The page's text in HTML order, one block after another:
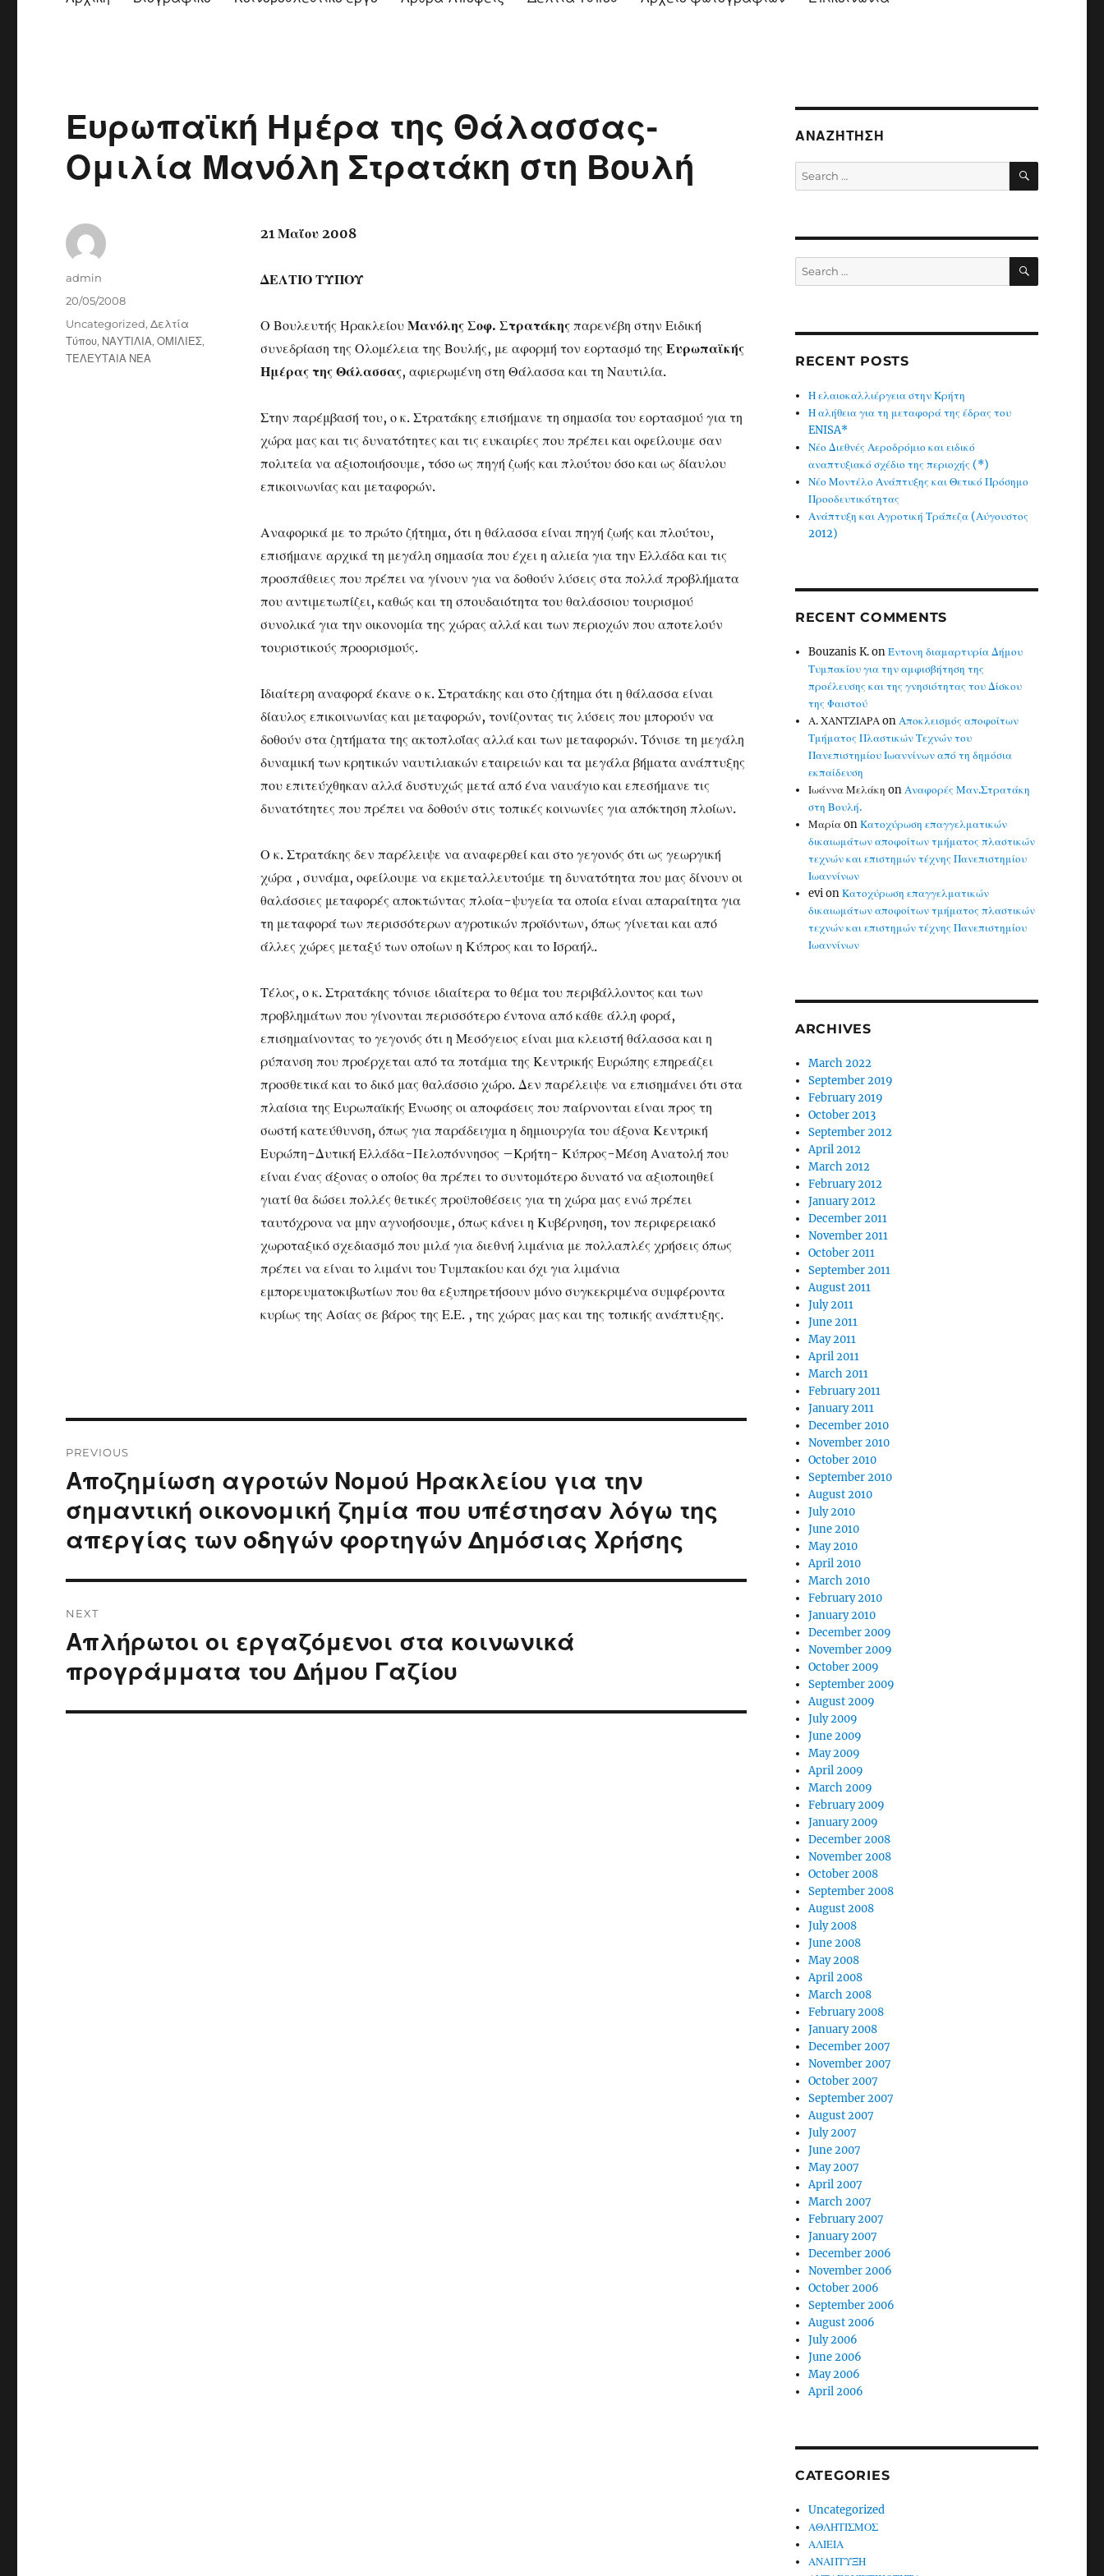
Ευρωπαϊκή Ημέρα της Θάλασσας-
Ομιλία Μανόλη Στρατάκη στη Βουλή
21 Μαΐου 2008
ΔΕΛΤΙΟ ΤΥΠΟΥ
Ο Βουλευτής Ηρακλείου Μανόλης Σοφ. Στρατάκηςπαρενέβη στην Ειδική
συνεδρίαση της Ολομέλεια της Βουλής, με αφορμή τον εορτασμό της Ευρωπαϊκής
Ημέρας της Θάλασσας, αφιερωμένη στη Θάλασσα και τη Ναυτιλία.
Στην παρέμβασή του, ο κ. Στρατάκης επισήμανε τη σημασία του εορτασμού για τη
χώρα μας και τις δυνατότητες και τις ευκαιρίες που πρέπει και οφείλουμε σαν
πολιτεία να αξιοποιήσουμε, τόσο ως πηγή ζωής και πλούτου όσο και ως δίαυλου
επικοινωνίας και μεταφορών.
Αναφορικά με το πρώτο ζήτημα, ότι η θάλασσα είναι πηγή ζωής και πλούτου,
επισήμανε αρχικά τη μεγάλη σημασία που έχει η αλιεία για την Ελλάδα και τις
προσπάθειες που πρέπει να γίνουν για να δοθούν λύσεις στα πολλά προβλήματα
που αντιμετωπίζει, καθώς και τη σπουδαιότητα του θαλάσσιου τουρισμού
συνολικά για την οικονομία της χώρας αλλά και των περιοχών που αποτελούν
τουριστικούς προορισμούς.
Ιδιαίτερη αναφορά έκανε ο κ. Στρατάκης και στο ζήτημα ότι η θάλασσα είναι
δίαυλος επικοινωνίας και μεταφορών, τονίζοντας τις λύσεις που μπορούν να
δοθούν στα ζητήματα της ακτοπλοΐας αλλά και των μεταφορών. Τόνισε τη μεγάλη
δυναμική των κρητικών ναυτιλιακών εταιρειών και τα μεγάλα βήματα ανάπτυξης
που επιτεύχθηκαν αλλά δυστυχώς μετά από ένα ναυάγιο και επεσήμανε τις
δυνατότητες που πρέπει να δοθούν στις τοπικές κοινωνίες για απόκτηση πλοίων.
Ο κ. Στρατάκης δεν παρέλειψε να αναφερθεί και στο γεγονός ότι ως γεωργική
χώρα , συνάμα, οφείλουμε να εκμεταλλευτούμε τη δυνατότητα που μας δίνουν οι
θαλάσσιες μεταφορές αποκτώντας πλοία-ψυγεία τα οποία είναι απαραίτητα για
τη μεταφορά των περισσότερων αγροτικών προϊόντων, όπως γίνεται και από
άλλες χώρες μεταξύ των οποίων η Κύπρος και το Ισραήλ.
Τέλος, ο κ. Στρατάκης τόνισε ιδιαίτερα το θέμα του περιβάλλοντος και των
προβλημάτων που γίνονται περισσότερο έντονα από κάθε άλλη φορά,
επισημαίνοντας το γεγονός ότι η Μεσόγειος είναι μια κλειστή θάλασσα και η
ρύπανση που προέρχεται από τα ποτάμια της Κεντρικής Ευρώπης επηρεάζει
προσθετικά και το δικό μας θαλάσσιο χώρο. Δεν παρέλειψε να επισημάνει ότι στα
πλαίσια της Ευρωπαϊκής Ένωσης οι αποφάσεις που παίρνονται είναι προς τη
σωστή κατεύθυνση, όπως για παράδειγμα η δημιουργία του άξονα Κεντρική
Ευρώπη-Δυτική Ελλάδα-Πελοπόννησος –Κρήτη- Κύπρος-Μέση Ανατολή που
είναι ένας άξονας ο οποίος θα πρέπει το συντομότερο δυνατό να αξιοποιηθεί
γιατί θα δώσει πολλές θετικές προϋποθέσεις για τη χώρα μας ενώ πρέπει
ταυτόχρονα να μην αγνοήσουμε, όπως κάνει η Κυβέρνηση, τον περιφερειακό
χωροταξικό σχεδιασμό που μιλά για διεθνή λιμάνια με πολλαπλές χρήσεις όπως
πρέπει να είναι το λιμάνι του Τυμπακίου και όχι για λιμάνια
εμπορευματοκιβωτίων που θα εξυπηρετήσουν μόνο συγκεκριμένα συμφέροντα
κυρίως της Ασίας σε βάρος της Ε.Ε. , της χώρας μας και της τοπικής ανάπτυξης.
Author
admin
Posted
20/05/2008
Categories
Uncategorized,Δελτία
Τύπου, ΝΑΥΤΙΛΙΑ,ΟΜΙΛΙΕΣ,
ΤΕΛΕΥΤΑΙΑ ΝΕΑ
navigation
PREVIOUS
Previous
Αποζημίωση αγροτών Νομού Ηρακλείου για την
σημαντική οικονομική ζημία που υπέστησαν λόγω της
απεργίας των οδηγών φορτηγών Δημόσιας Χρήσης
NEXT
Next
Απλήρωτοι οι εργαζόμενοι στα κοινωνικά
προγράμματα του Δήμου Γαζίου
ΑΝΑΖΉΤΗΣΗ
Search
for:
SEARCH
Search
for:
SEARCH
RECENT POSTS
Η ελαιοκαλλιέργεια στην Κρήτη
Η αλήθεια για τη μεταφορά της έδρας του
ENISA*
Νέο Διεθνές Αεροδρόμιο και ειδικό
αναπτυξιακό σχέδιο της περιοχής (*)
Νέο Μοντέλο Ανάπτυξης και Θετικό Πρόσημο
Προοδευτικότητας
Ανάπτυξη και Αγροτική Τράπεζα (Αύγουστος
2012)
RECENT COMMENTS
Bouzanis K.onΈντονη διαμαρτυρία Δήμου
Τυμπακίου για την αμφισβήτηση της
προέλευσης και της γνησιότητας του Δίσκου
της Φαιστού
Α. ΧΑΝΤΖΙΑΡΑonΑποκλεισμός αποφοίτων
Τμήματος Πλαστικών Τεχνών του
Πανεπιστημίου Ιωαννίνων από τη δημόσια
εκπαίδευση
Ιωάννα Μελάκη onΑναφορές Μαν.Στρατάκη
στη Βουλή.
ΜαρίαonΚατοχύρωση επαγγελματικών
δικαιωμάτων αποφοίτων τμήματος πλαστικών
τεχνών και επιστημών τέχνης Πανεπιστημίου
Ιωαννίνων
evionΚατοχύρωση επαγγελματικών
δικαιωμάτων αποφοίτων τμήματος πλαστικών
τεχνών και επιστημών τέχνης Πανεπιστημίου
Ιωαννίνων
ARCHIVES
March 2022
September 2019
February 2019
October 2013
September 2012
April 2012
March 2012
February 2012
January 2012
December 2011
November 2011
October 2011
September 2011
August 2011
July 2011
June 2011
May 2011
April 2011
March 2011
February 2011
January 2011
December 2010
November 2010
October 2010
September 2010
August 2010
July 2010
June 2010
May 2010
April 2010
March 2010
February 2010
January 2010
December 2009
November 2009
October 2009
September 2009
August 2009
July 2009
June 2009
May 2009
April 2009
March 2009
February 2009
January 2009
December 2008
November 2008
October 2008
September 2008
August 2008
July 2008
June 2008
May 2008
April 2008
March 2008
February 2008
January 2008
December 2007
November 2007
October 2007
September 2007
August 2007
July 2007
June 2007
May 2007
April 2007
March 2007
February 2007
January 2007
December 2006
November 2006
October 2006
September 2006
August 2006
July 2006
June 2006
May 2006
April 2006
CATEGORIES
Uncategorized
ΑΘΛΗΤΙΣΜΟΣ
ΑΛΙΕΙΑ
ΑΝΑΠΤΥΞΗ